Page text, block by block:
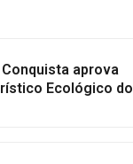
aprova
Ecológico do